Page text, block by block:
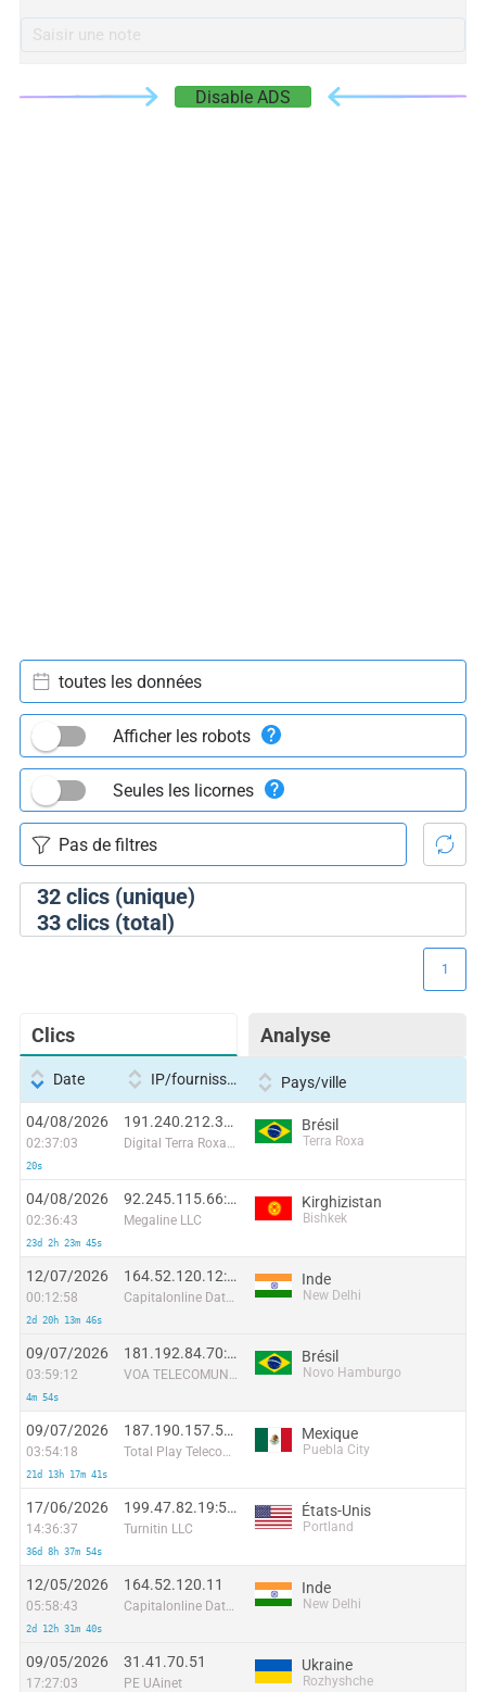
Disable ADS
32clics (unique)
33clics (total)
toutes les données
Afficher les robots
Seules les licornes
Clics Analyse
1
Date IP/fournisseur Pays/ville
04/08/2026
02:37:03
20s
191.240.212.38:27213
Digital Terra Roxa Internet Eireli
Brésil
Terra Roxa
04/08/2026
02:36:43
23d 2h 23m 45s
92.245.115.66:21578
Megaline LLC
Kirghizistan
Bishkek
12/07/2026
00:12:58
2d 20h 13m 46s
164.52.120.12:46594
Capitalonline Data Service (HK) Co
Inde
New Delhi
09/07/2026
03:59:12
4m 54s
181.192.84.70:56658
VOA TELECOMUNICACOES EIRELI - EPP
Brésil
Novo Hamburgo
09/07/2026
03:54:18
21d 13h 17m 41s
187.190.157.58:21283
Total Play Telecomunicaciones SA De CV
Mexique
Puebla City
17/06/2026
14:36:37
36d 8h 37m 54s
199.47.82.19:50826
Turnitin LLC
États-Unis
Portland
12/05/2026
05:58:43
2d 12h 31m 40s
164.52.120.11
Capitalonline Data Service (HK) Co
Inde
New Delhi
09/05/2026
17:27:03
31.41.70.51
PE UAinet
Ukraine
Rozhyshche